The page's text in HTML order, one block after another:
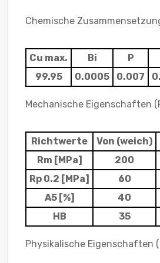
Chemische
Cu max. Bi P
99.95
0.0005 0.007
Mechanische Eigenschaften
Richtwerte Von (weich)
Rm [MPa]
200
Rp 0.2 [MPa]
60
A5 [%]
40
HB
35
Physikalische Eigenschaften